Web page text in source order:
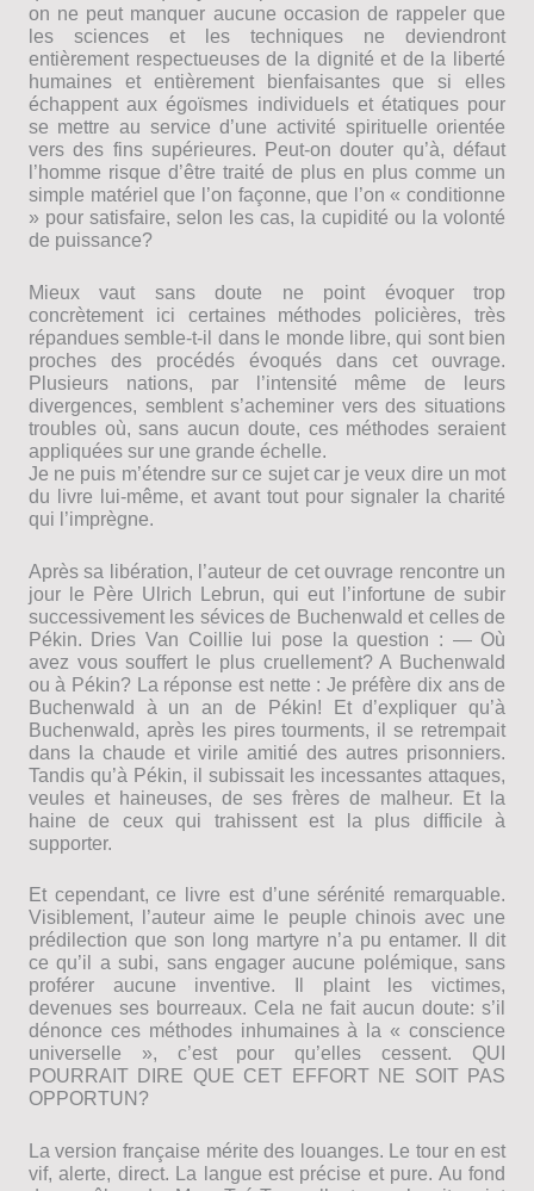
on ne peut manquer aucune occasion de rappeler que
les sciences et les techniques ne deviendront
entièrement respectueuses de la dignité et de la liberté
humaines et entièrement bienfaisantes que si elles
échappent aux égoïsmes individuels et étatiques pour
se mettre au service d’une activité spirituelle orientée
vers des fins supérieures. Peut-on douter qu’à, défaut
l’homme risque d’être traité de plus en plus comme un
simple matériel que l’on façonne, que l’on « conditionne
» pour satisfaire, selon les cas, la cupidité ou la volonté
de puissance?
Mieux vaut sans doute ne point évoquer trop
concrètement ici certaines méthodes policières, très
répandues semble-t-il dans le monde libre, qui sont bien
proches des procédés évoqués dans cet ouvrage.
Plusieurs nations, par l’intensité même de leurs
divergences, semblent s’acheminer vers des situations
troubles où, sans aucun doute, ces méthodes seraient
appliquées sur une grande échelle.
Je ne puis m’étendre sur ce sujet car je veux dire un mot
du livre lui-même, et avant tout pour signaler la charité
qui l’imprègne.
Après sa libération, l’auteur de cet ouvrage rencontre un
jour le Père Ulrich Lebrun, qui eut l’infortune de subir
successivement les sévices de Buchenwald et celles de
Pékin. Dries Van Coillie lui pose la question : — Où
avez vous souffert le plus cruellement? A Buchenwald
ou à Pékin? La réponse est nette : Je préfère dix ans de
Buchenwald à un an de Pékin! Et d’expliquer qu’à
Buchenwald, après les pires tourments, il se retrempait
dans la chaude et virile amitié des autres prisonniers.
Tandis qu’à Pékin, il subissait les incessantes attaques,
veules et haineuses, de ses frères de malheur. Et la
haine de ceux qui trahissent est la plus difficile à
supporter.
Et cependant, ce livre est d’une sérénité remarquable.
Visiblement, l’auteur aime le peuple chinois avec une
prédilection que son long martyre n’a pu entamer. Il dit
ce qu’il a subi, sans engager aucune polémique, sans
proférer aucune inventive. Il plaint les victimes,
devenues ses bourreaux. Cela ne fait aucun doute: s’il
dénonce ces méthodes inhumaines à la « conscience
universelle », c’est pour qu’elles cessent. QUI
POURRAIT DIRE QUE CET EFFORT NE SOIT PAS
OPPORTUN?
La version française mérite des louanges. Le tour en est
vif, alerte, direct. La langue est précise et pure. Au fond